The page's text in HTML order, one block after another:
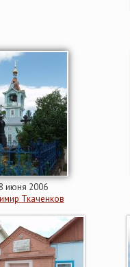
июня 2006
Ткаченков